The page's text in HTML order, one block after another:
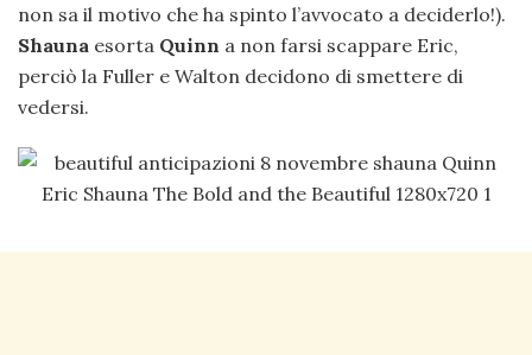
non sa il motivo che ha spinto l’avvocato a deciderlo!).
Shauna esorta Quinn a non farsi scappare Eric,
perciò la Fuller e Walton decidono di smettere di
vedersi.